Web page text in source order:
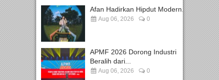
Afan Hadirkan Hipdut Modern...
Aug 06, 2026 0
APMF 2026 Dorong Industri
Beralih dari...
Aug 06, 2026 0